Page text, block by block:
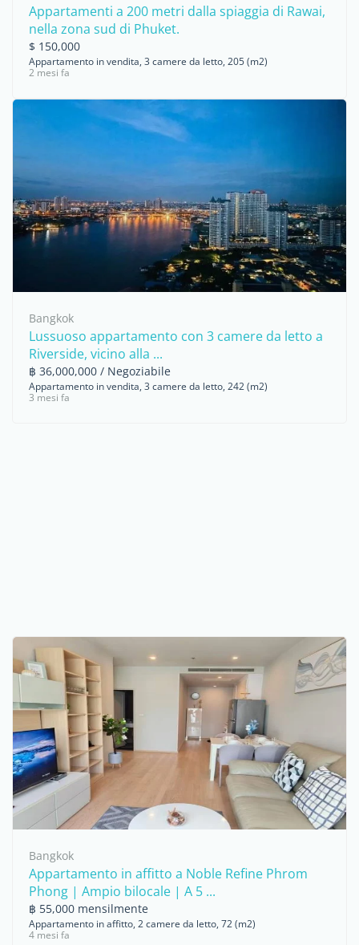
Appartamenti a 200 metri dalla spiaggia di Rawai,
nella zona sud di Phuket.
$ 150,000
Appartamento in vendita, 3 camere da letto, 205 (m2)
2 mesi fa
Bangkok
Lussuoso appartamento con 3 camere da letto a
Riverside, vicino alla ...
฿ 36,000,000 / Negoziabile
Appartamento in vendita, 3 camere da letto, 242 (m2)
3 mesi fa
Bangkok
Appartamento in affitto a Noble Refine Phrom
Phong | Ampio bilocale | A 5 ...
฿ 55,000 mensilmente
Appartamento in affitto, 2 camere da letto, 72 (m2)
4 mesi fa